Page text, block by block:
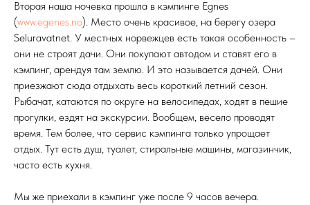
Вторая наша ночевка прошла в кэмпинге Egnes
(www.egenes.no). Место очень красивое, на берегу озера
Seluravatnet. У местных норвежцев есть такая особенность –
они не строят дачи. Они покупают автодом и ставят его в
кэмпинг, арендуя там землю. И это называется дачей. Они
приезжают сюда отдыхать весь короткий летний сезон.
Рыбачат, катаются по округе на велосипедах, ходят в пешие
прогулки, ездят на экскурсии. Вообщем, весело проводят
время. Тем более, что сервис кэмпинга только упрощает
отдых. Тут есть душ, туалет, стиральные машины, магазинчик,
часто есть кухня.
Мы же приехали в кэмпинг уже после 9 часов вечера.